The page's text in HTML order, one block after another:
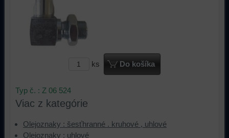
ks Do košíka
Typ č. : Z 06 524
Viac z kategórie
Olejoznaky : šesťhranné . kruhové , uhlové
Olejoznaky : uhlové